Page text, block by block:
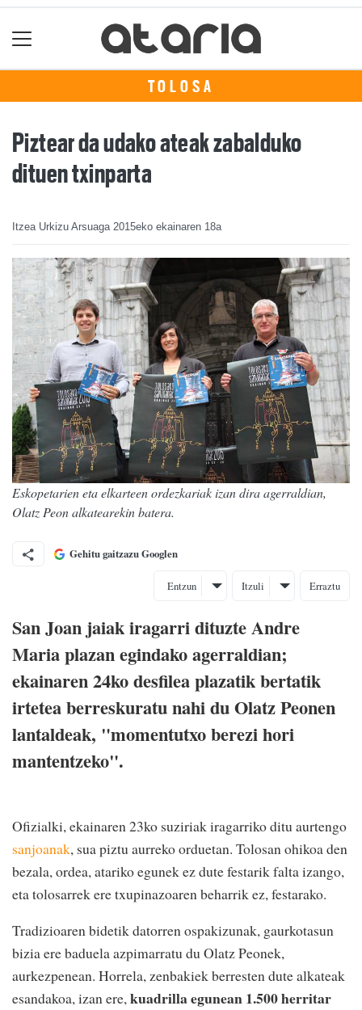
TOLOSA
Piztear da udako ateak zabalduko
dituen txinparta
Itzea Urkizu Arsuaga 2015eko ekainaren 18a
Eskopetarien eta elkarteen ordezkariak izan dira agerraldian,
Olatz Peon alkatearekin batera.
Gehitu gaitzazu Googlen
Entzun Itzuli Erraztu
San Joan jaiak iragarri dituzte Andre
Maria plazan egindako agerraldian;
ekainaren 24ko desfilea plazatik bertatik
irtetea berreskuratu nahi du Olatz Peonen
lantaldeak, "momentutxo berezi hori
mantentzeko".
Ofizialki, ekainaren 23ko suziriak iragarriko ditu aurtengo
sanjoanak, sua piztu aurreko orduetan. Tolosan ohikoa den
bezala, ordea, atariko egunek ez dute festarik falta izango,
eta tolosarrek ere txupinazoaren beharrik ez, festarako.
Tradizioaren bidetik datorren ospakizunak, gaurkotasun
bizia ere baduela azpimarratu du Olatz Peonek,
aurkezpenean. Horrela, zenbakiek berresten dute alkateak
esandakoa, izan ere,kuadrilla egunean 1.500 herritar